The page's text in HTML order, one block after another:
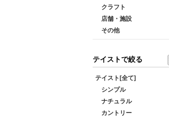
クラフト
店舗・施設
その他
テイストで絞る
テイスト[全て]
シンプル
ナチュラル
カントリー